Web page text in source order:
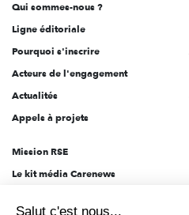
Qui sommes-nous ?
Ligne éditoriale
Pourquoi s'inscrire
Acteurs de l'engagement
Actualités
Appels à projets
Mission RSE
Le kit média Carenews
Salut c'est nous...